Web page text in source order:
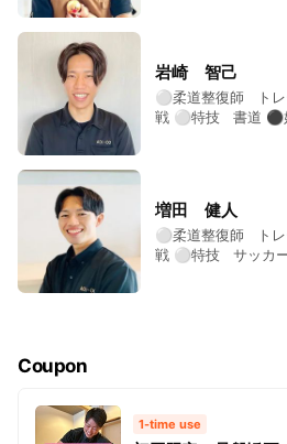
岩崎 智己
⚪︎柔道整復師 ト
戦 ⚪︎特技 書道 ⚫︎
増田 健人
⚪︎柔道整復師 ト
戦 ⚪︎特技 サッカ
Coupon
1-time use